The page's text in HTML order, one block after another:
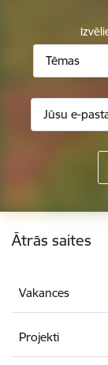
Tēmas
Kājene
Ātrās saites
Vakances
Projekti